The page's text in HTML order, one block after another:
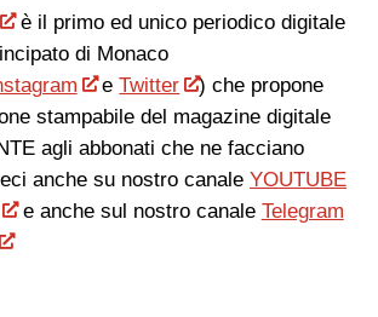
è il primo ed unico periodico digitale
di Monaco
eTwitter
) che propone
stampabile del magazine digitale
agli abbonati che ne facciano
anche su nostro canale YOUTUBE
e anche sul nostro canale Telegram